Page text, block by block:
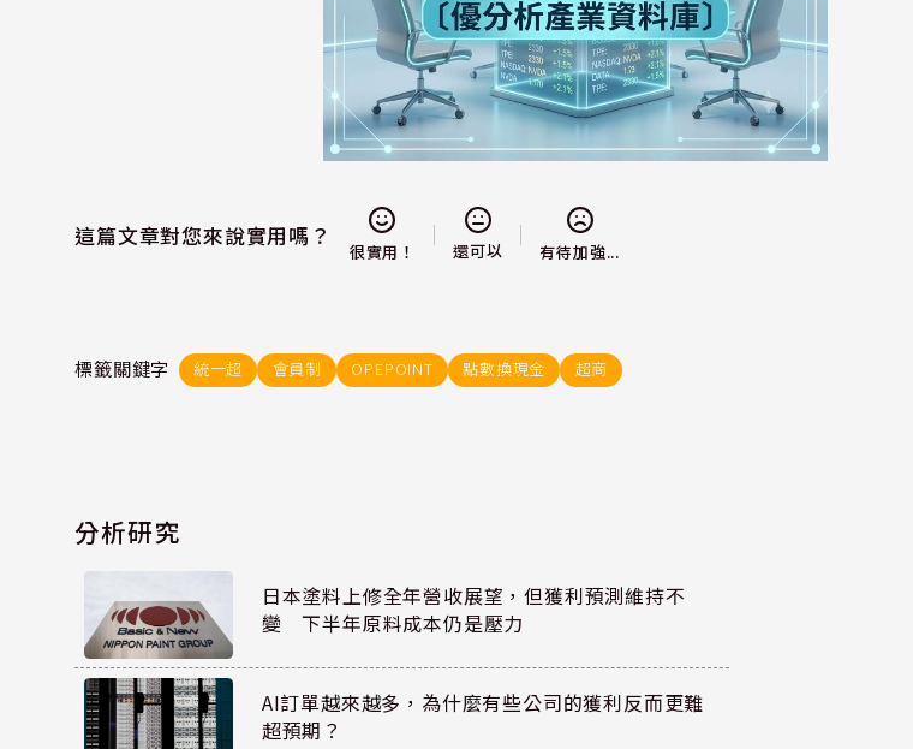
這篇文章對您來說實用嗎？
很實用！ 還可以 有待加強...
標籤關鍵字 統一超 會員制 OPEPOINT 點數換現金 超商
分析研究
日本塗料上修全年營收展望，但獲利預測維持不
變 下半年原料成本仍是壓力
AI訂單越來越多，為什麼有些公司的獲利反而更難
超預期？